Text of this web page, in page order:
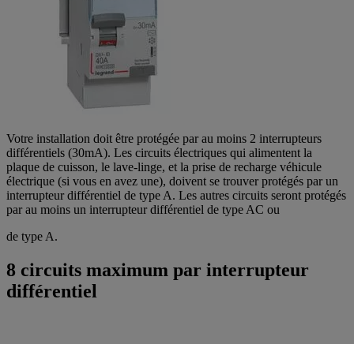
Votre installation doit être protégée par au moins 2 interrupteurs
différentiels (30mA). Les circuits électriques qui alimentent la
plaque de cuisson, le lave-linge, et la prise de recharge véhicule
électrique (si vous en avez une), doivent se trouver protégés par un
interrupteur différentiel de type A. Les autres circuits seront protégés
par au moins un interrupteur différentiel de type AC ou
de type A.
8 circuits maximum par interrupteur
différentiel